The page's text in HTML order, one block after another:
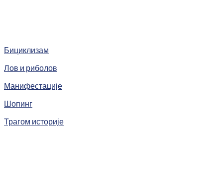
Бициклизам
Лов и риболов
Манифестације
Шопинг
Трагом историје